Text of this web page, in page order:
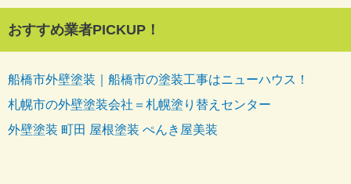
おすすめ業者PICKUP！
船橋市外壁塗装｜船橋市の塗装工事はニューハウス！
札幌市の外壁塗装会社＝札幌塗り替えセンター
外壁塗装 町田 屋根塗装 ぺんき屋美装